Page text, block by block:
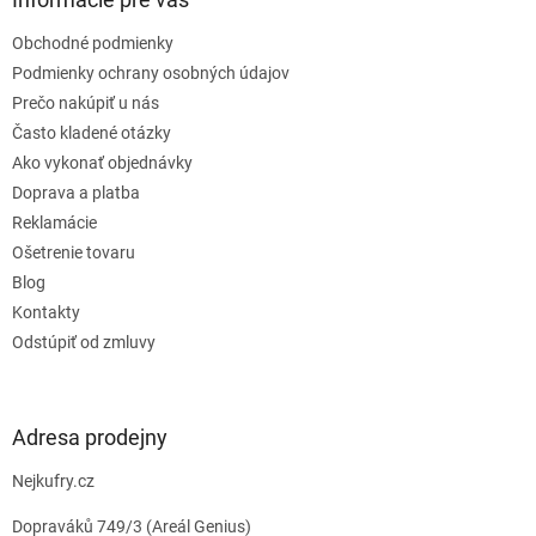
Obchodné podmienky
Podmienky ochrany osobných údajov
Prečo nakúpiť u nás
Často kladené otázky
Ako vykonať objednávky
Doprava a platba
Reklamácie
Ošetrenie tovaru
Blog
Kontakty
Odstúpiť od zmluvy
Adresa prodejny
Nejkufry.cz
Dopraváků 749/3 (Areál Genius)